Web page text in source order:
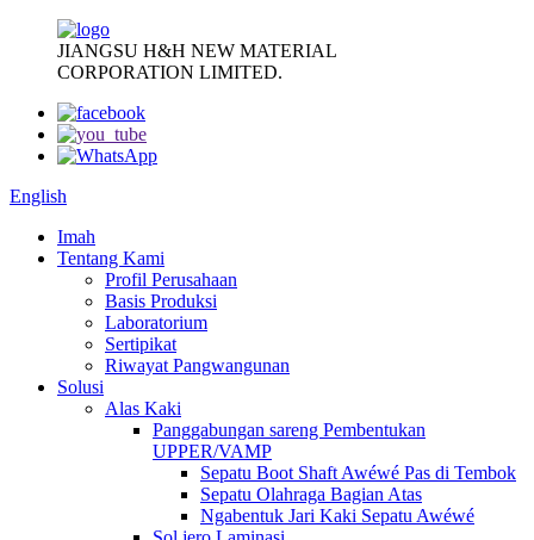
JIANGSU H&H NEW MATERIAL
CORPORATION LIMITED.
English
Imah
Tentang Kami
Profil Perusahaan
Basis Produksi
Laboratorium
Sertipikat
Riwayat Pangwangunan
Solusi
Alas Kaki
Panggabungan sareng Pembentukan
UPPER/VAMP
Sepatu Boot Shaft Awéwé Pas di Tembok
Sepatu Olahraga Bagian Atas
Ngabentuk Jari Kaki Sepatu Awéwé